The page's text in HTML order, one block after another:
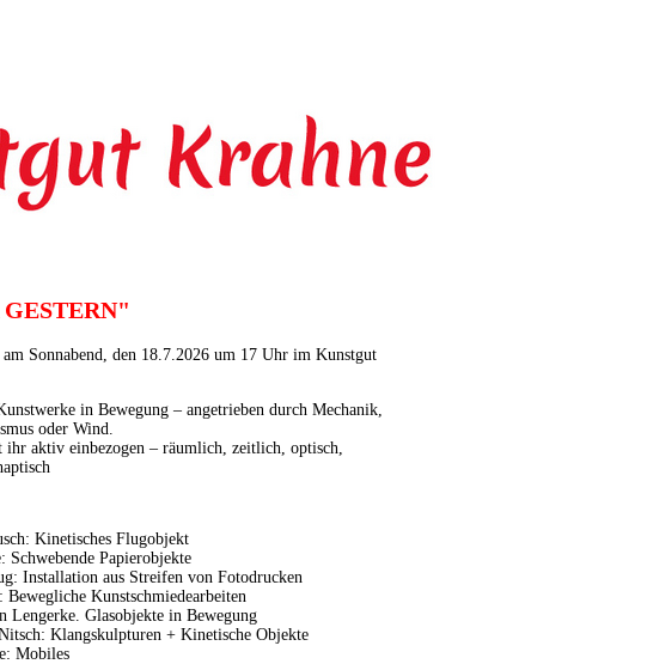
Sonnabend, den 18.7.2026 um 17 Uhr im Kunstgut
in Bewegung – angetrieben durch Mechanik,
oder Wind.
ihr aktiv einbezogen – räumlich, zeitlich, optisch,
Kinetisches Flugobjekt
Schwebende Papierobjekte
Installation aus Streifen von Fotodrucken
Kunstschmiedearbeiten
Lengerke. Glasobjekte in Bewegung
Klangskulpturen + Kinetische Objekte
Mobiles